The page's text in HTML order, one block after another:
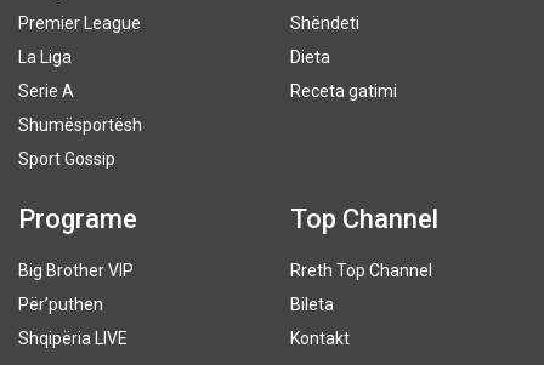
Premier League
La Liga
Serie A
Shumësportësh
Sport Gossip
Shëndeti
Dieta
Receta gatimi
Programe
Big Brother VIP
Për’puthen
Shqipëria LIVE
Top Channel
Rreth Top Channel
Bileta
Kontakt